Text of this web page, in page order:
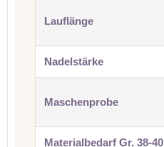
Lauflänge
Nadelstärke
Maschenprobe
Materialbedarf Gr. 38-40